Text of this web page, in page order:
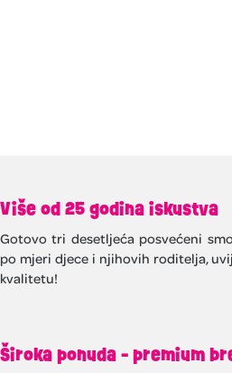
Više od 25 godina iskustva
Gotovo tri desetljeća posvećeni
po mjeri djece i njihovih roditelja,
kvalitetu!
Široka ponuda - premium